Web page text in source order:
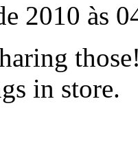
2010 às
in store.